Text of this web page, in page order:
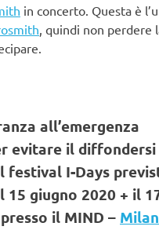
in concerto. Questa è
, quindi non perdere
all’emergenza
evitare il
festival I-Days
15 giugno 2020 + il
il MIND –